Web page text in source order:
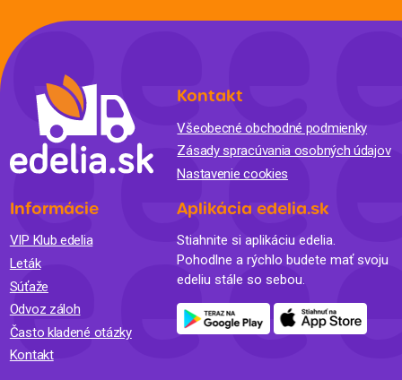
Kontakt
Všeobecné obchodné podmienky
Zásady spracúvania osobných údajov
Nastavenie cookies
Informácie
VIP Klub edelia
Leták
Súťaže
Odvoz záloh
Často kladené otázky
Kontakt
Aplikácia edelia.sk
Stiahnite si aplikáciu edelia.
Pohodlne a rýchlo budete mať svoju
edeliu stále so sebou.